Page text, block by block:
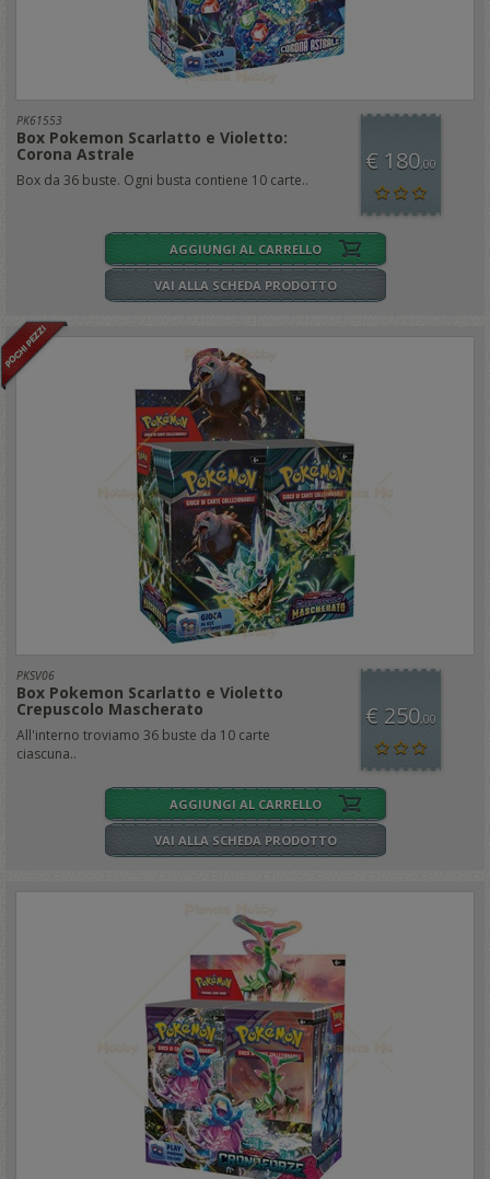
PK61553
Box Pokemon Scarlatto e Violetto:
Corona Astrale
Box da 36 buste. Ogni busta contiene 10 carte..
€ 180,00
AGGIUNGI AL CARRELLO
VAI ALLA SCHEDA PRODOTTO
PKSV06
Box Pokemon Scarlatto e Violetto
Crepuscolo Mascherato
All'interno troviamo 36 buste da 10 carte
ciascuna..
€ 250,00
AGGIUNGI AL CARRELLO
VAI ALLA SCHEDA PRODOTTO